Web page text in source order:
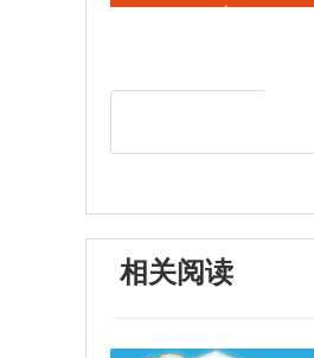
相关阅读